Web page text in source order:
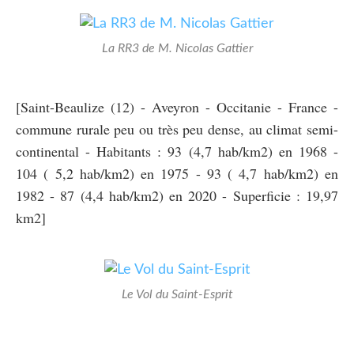
La RR3 de M. Nicolas Gattier
[Saint-Beaulize (12) - Aveyron - Occitanie - France -
commune rurale peu ou très peu dense, au climat semi-
continental - Habitants : 93 (4,7 hab/km2) en 1968 -
104 ( 5,2 hab/km2) en 1975 - 93 ( 4,7 hab/km2) en
1982 - 87 (4,4 hab/km2) en 2020 - Superficie : 19,97
km2]
Le Vol du Saint-Esprit